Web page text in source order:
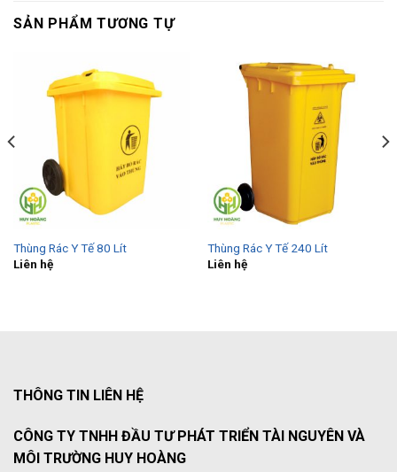
SẢN PHẨM TƯƠNG TỰ
Thùng Rác Y Tế 80 Lít
Liên hệ
Thùng Rác Y Tế 240 Lít
Liên hệ
THÔNG TIN LIÊN HỆ
CÔNG TY TNHH ĐẦU TƯ PHÁT TRIỂN TÀI NGUYÊN VÀ
MÔI TRƯỜNG HUY HOÀNG